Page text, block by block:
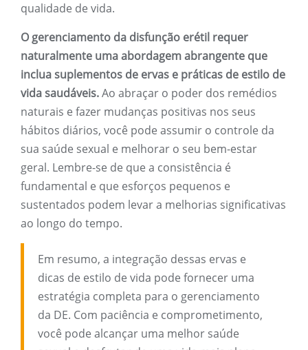
qualidade de vida.
O gerenciamento da disfunção erétil requer
naturalmente uma abordagem abrangente que
inclua suplementos de ervas e práticas de estilo de
vida saudáveis.Ao abraçar o poder dos remédios
naturais e fazer mudanças positivas nos seus
hábitos diários, você pode assumir o controle da
sua saúde sexual e melhorar o seu bem-estar
geral. Lembre-se de que a consistência é
fundamental e que esforços pequenos e
sustentados podem levar a melhorias significativas
ao longo do tempo.
Em resumo, a integração dessas ervas e
dicas de estilo de vida pode fornecer uma
estratégia completa para o gerenciamento
da DE. Com paciência e comprometimento,
você pode alcançar uma melhor saúde